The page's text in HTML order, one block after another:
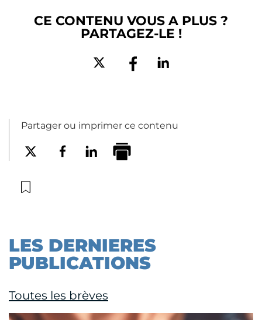
CE CONTENU VOUS A PLUS ?
PARTAGEZ-LE !
Partager ou imprimer ce contenu
LES DERNIERES
PUBLICATIONS
Toutes les brèves